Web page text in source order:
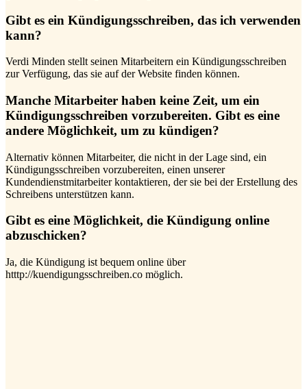
Gibt es ein Kündigungsschreiben, das ich verwenden
kann?
Verdi Minden stellt seinen Mitarbeitern ein Kündigungsschreiben
zur Verfügung, das sie auf der Website finden können.
Manche Mitarbeiter haben keine Zeit, um ein
Kündigungsschreiben vorzubereiten. Gibt es eine
andere Möglichkeit, um zu kündigen?
Alternativ können Mitarbeiter, die nicht in der Lage sind, ein
Kündigungsschreiben vorzubereiten, einen unserer
Kundendienstmitarbeiter kontaktieren, der sie bei der Erstellung des
Schreibens unterstützen kann.
Gibt es eine Möglichkeit, die Kündigung online
abzuschicken?
Ja, die Kündigung ist bequem online über
htttp://kuendigungsschreiben.co möglich.